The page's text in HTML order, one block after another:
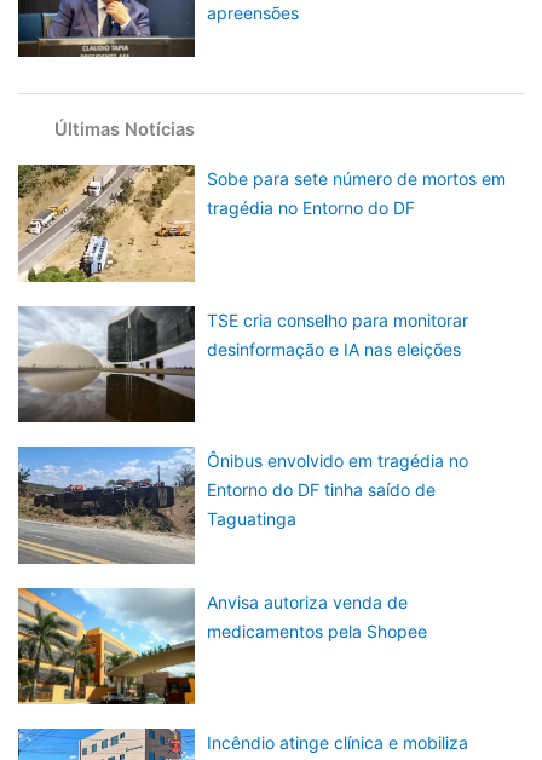
apreensões
Últimas Notícias
Sobe para sete número de mortos em
tragédia no Entorno do DF
TSE cria conselho para monitorar
desinformação e IA nas eleições
Ônibus envolvido em tragédia no
Entorno do DF tinha saído de
Taguatinga
Anvisa autoriza venda de
medicamentos pela Shopee
Incêndio atinge clínica e mobiliza